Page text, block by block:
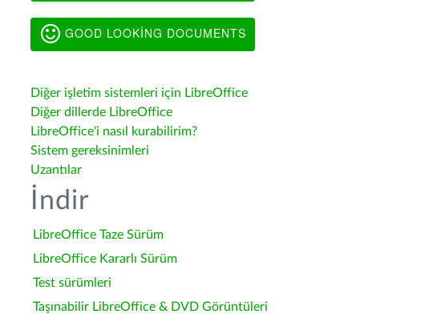
GOOD LOOKING DOCUMENTS
Diğer işletim sistemleri için LibreOffice
Diğer dillerde LibreOffice
LibreOffice'i nasıl kurabilirim?
Sistem gereksinimleri
Uzantılar
İndir
LibreOffice Taze Sürüm
LibreOffice Kararlı Sürüm
Test sürümleri
Taşınabilir LibreOffice & DVD Görüntüleri